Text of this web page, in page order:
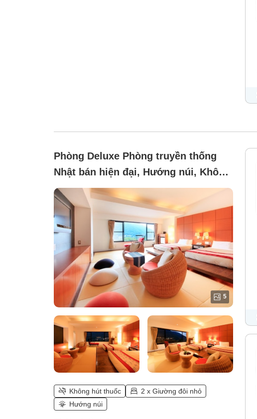
Phòng Deluxe Phòng truyền thống
Nhật bán hiện đại, Hướng núi, Không
hút thuốc ([Main Building] Top Floor /
Japanese-Style Twin Room with
Scenic Bath)
5
Không hút thuốc
2 x Giường đôi nhỏ
Hướng núi